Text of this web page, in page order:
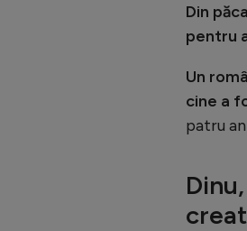
Din
pentru
Un
cine a
patru